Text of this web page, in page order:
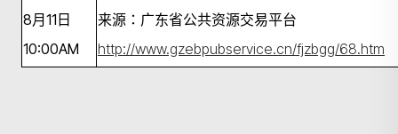
8月11日
10:00AM
来源：广东省公共资源交易平台
http://www.gzebpubservice.cn/fjzbgg/68.htm